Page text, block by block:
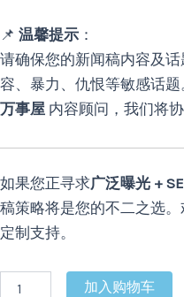
📌 温馨提示 ：
请确保您的新闻稿内容及话
容、暴力、仇恨等敏感话
万事屋 内容顾问，我们将
如果您正寻求广泛曝光 +
稿策略将是您的不二之选
定制支持。
加入购物车